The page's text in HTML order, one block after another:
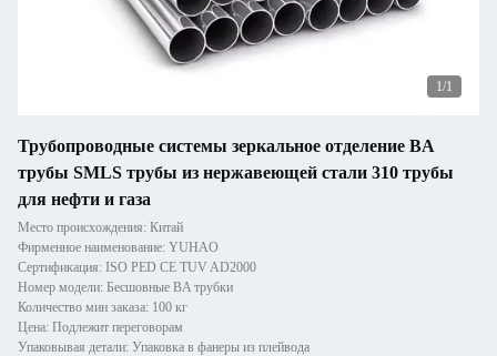
1/1
Трубопроводные системы зеркальное отделение BA
трубы SMLS трубы из нержавеющей стали 310 трубы
для нефти и газа
Место происхождения: Китай
Фирменное наименование: YUHAO
Сертификация: ISO PED CE TUV AD2000
Номер модели: Бесшовные BA трубки
Количество мин заказа: 100 кг
Цена: Подлежит переговорам
Упаковывая детали: Упаковка в фанеры из плейвода